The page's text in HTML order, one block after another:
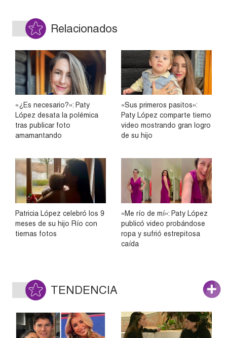
Relacionados
«¿Es necesario?»: Paty
López desata la polémica
tras publicar foto
amamantando
«Sus primeros pasitos»:
Paty López comparte tierno
video mostrando gran logro
de su hijo
Patricia López celebró los 9
meses de su hijo Río con
tiernas fotos
«Me río de mí»: Paty López
publicó video probándose
ropa y sufrió estrepitosa
caída
TENDENCIA